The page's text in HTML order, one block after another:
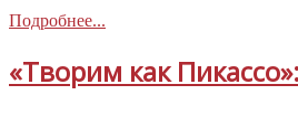
Подробнее...
«Творим как